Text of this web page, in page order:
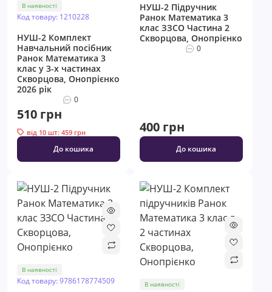
В наявності
Код товару: 1210228
НУШ-2 Комплект
Навчальний посібник
Ранок Математика 3
клас у 3-х частинах
Скворцова, Онопрієнко
2026 рік
0
510 грн
від 10 шт: 459 грн
До кошика
НУШ-2 Підручник
Ранок Математика 3
клас ЗЗСО Частина 2
Скворцова, Онопрієнко
0
400 грн
До кошика
В наявності
Код товару: 9786178774509 В наявності